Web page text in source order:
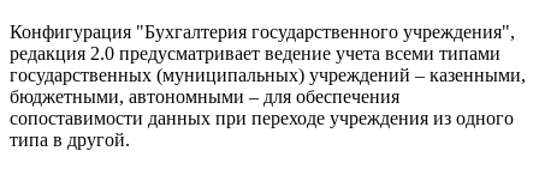
Конфигурация "Бухгалтерия государственного учреждения",
редакция 2.0 предусматривает ведение учета всеми типами
государственных (муниципальных) учреждений – казенными,
бюджетными, автономными – для обеспечения
сопоставимости данных при переходе учреждения из одного
типа в другой.